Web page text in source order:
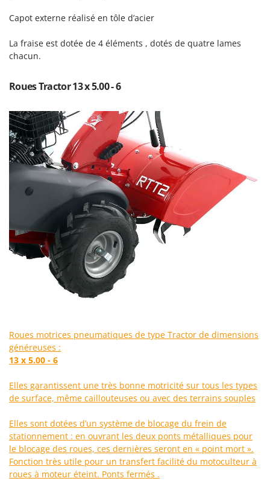
O
Oliviero
Olix
OMA
Ompagrill
Ooni
Oriental Koshin
Outdoorchef
Palazzetti
Palumbo Pavi
Partisani
Paterlini
Philips
R
R.G.V.
Rato
Reber
Redback
Resto Italia
Ribimex
Ripartrak
Ritter
Capot externe réalisé en tôle d’acier
La fraise est dotée de 4 éléments , dotés de quatre lames
chacun.
Roues Tractor 13 x 5.00 - 6
Roues motrices pneumatiques de type Tractor de dimensions
généreuses :
13 x 5.00 - 6
Elles garantissent une très bonne motricité sur tous les types
de surface, même caillouteuses ou avec des terrains souples
Elles sont dotées d’un système de blocage du frein de
stationnement : en ouvrant les deux ponts métalliques pour
le blocage des roues, ces dernières seront en « point mort ».
Fonction très utile pour un transfert facilité du motoculteur à
roues à moteur éteint. Ponts fermés .